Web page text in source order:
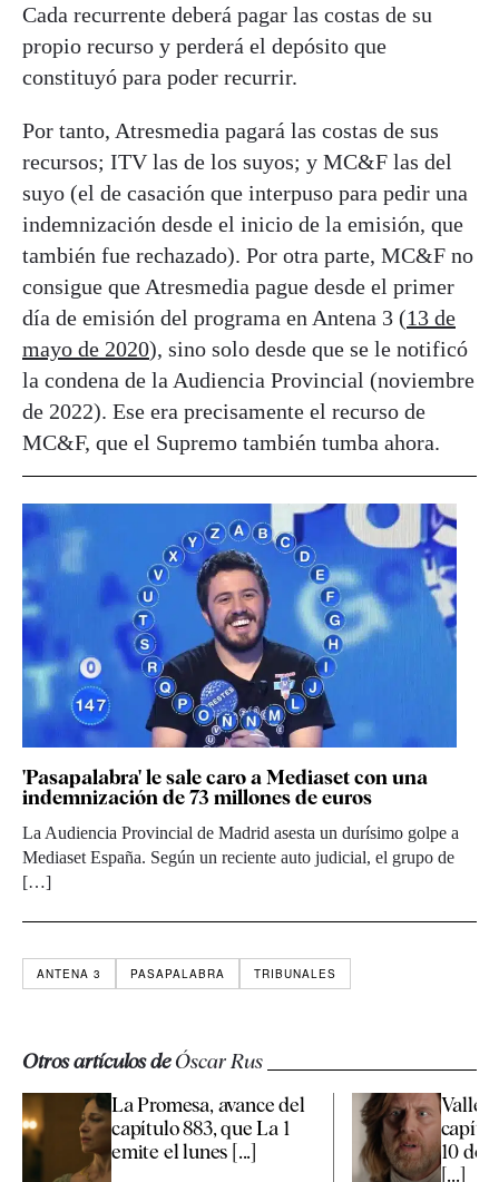
Cada recurrente deberá pagar las costas de su
propio recurso y perderá el depósito que
constituyó para poder recurrir.
Por tanto, Atresmedia pagará las costas de sus
recursos; ITV las de los suyos; y MC&F las del
suyo (el de casación que interpuso para pedir una
indemnización desde el inicio de la emisión, que
también fue rechazado). Por otra parte, MC&F no
consigue que Atresmedia pague desde el primer
día de emisión del programa en Antena 3 (13 de
mayo de 2020), sino solo desde que se le notificó
la condena de la Audiencia Provincial (noviembre
de 2022). Ese era precisamente el recurso de
MC&F, que el Supremo también tumba ahora.
'Pasapalabra' le sale caro a Mediaset con una
indemnización de 73 millones de euros
La Audiencia Provincial de Madrid asesta un durísimo golpe a
Mediaset España. Según un reciente auto judicial, el grupo de
[…]
ANTENA 3 PASAPALABRA TRIBUNALES
Otros artículos deÓscar Rus
La Promesa, avance del
capítulo 883, que La 1
emite el lunes [...]
Valle
10 de
[...]